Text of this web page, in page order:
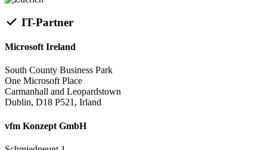
IT-Partner
Microsoft Ireland
South County Business Park
One Microsoft Place
Carmanhall and Leopardstown
Dublin, D18 P521, Irland
vfm Konzept GmbH